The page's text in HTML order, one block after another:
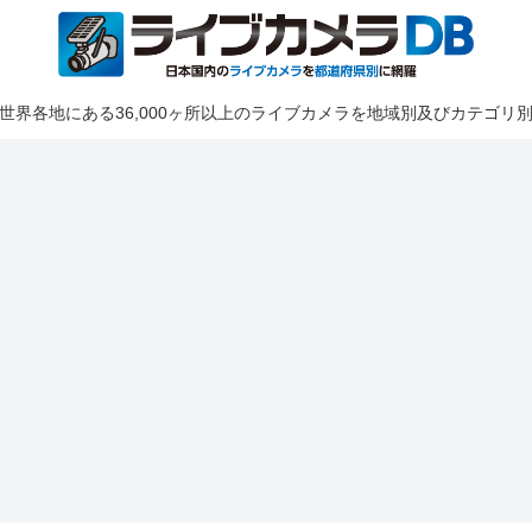
界各地にある36,000ヶ所以上のライブカメラを地域別及びカテゴリ別